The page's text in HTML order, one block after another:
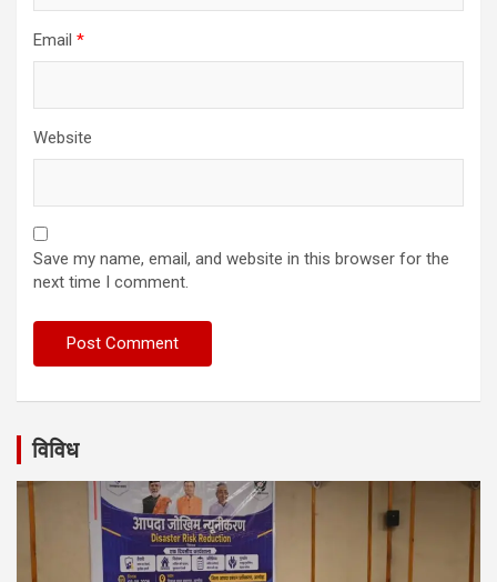
Email *
Website
Save my name, email, and website in this browser for the
next time I comment.
विविध